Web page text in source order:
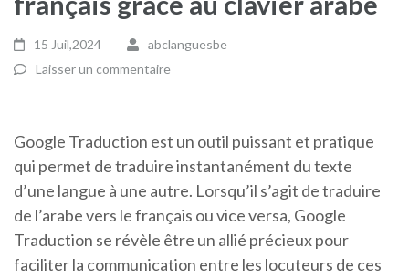
15 Juil,2024
abclanguesbe
Laisser un commentaire
Google Traduction est un outil puissant et pratique
qui permet de traduire instantanément du texte
d’une langue à une autre. Lorsqu’il s’agit de traduire
de l’arabe vers le français ou vice versa, Google
Traduction se révèle être un allié précieux pour
faciliter la communication entre les locuteurs de ces